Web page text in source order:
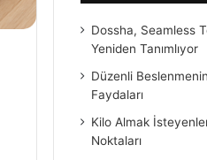
Dossha, Seamless
Yeniden Tanımlıyor
Düzenli
Faydaları
Kilo Almak
Noktaları